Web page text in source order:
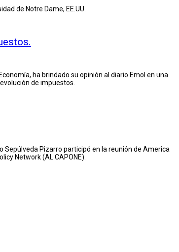
de Notre Dame, EE.UU.
ha brindado su opinión al diario Emol en una
de impuestos.
Sepúlveda Pizarro participó en la reunión de America
Network (AL CAPONE).